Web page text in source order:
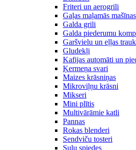
Friteri un aerogrili
Gaļas maļamās mašīnas
Galda grili
Galda piederumu
Garšvielu un eļļas
Gludekļi
Kafijas automāti un
Ķermeņa svari
Maizes krāsniņas
Mikroviļņu krāsni
Mikseri
Mini plītis
Multivārāmie katli
Pannas
Rokas blenderi
Sendviču tosteri
Sulu spiedes